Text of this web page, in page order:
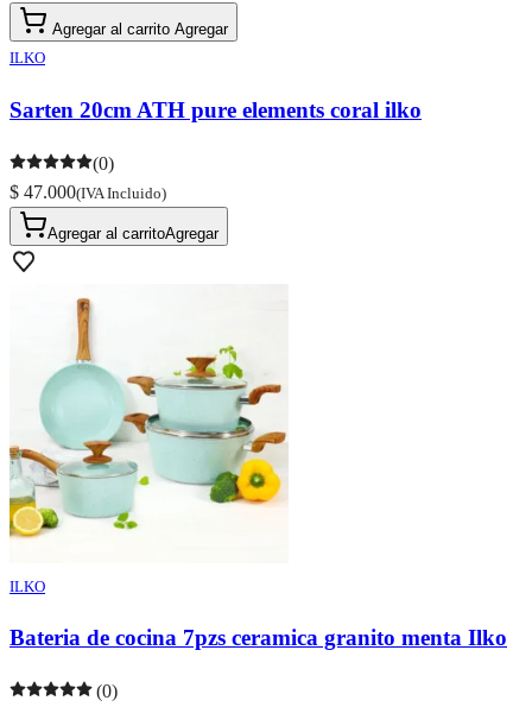
Agregar al carrito Agregar
ILKO
Sarten 20cm ATH pure elements coral ilko
(0)
$ 47.000(IVA Incluido)
Agregar al carritoAgregar
ILKO
Bateria de cocina 7pzs ceramica granito menta Ilko
(0)